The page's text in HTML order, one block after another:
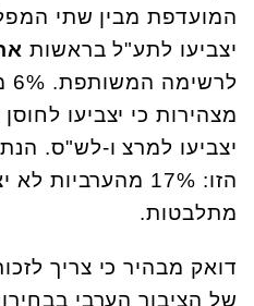
יצביעו לתע"ל בראשות
יצביעו למרצ ו-לש"ס.
מתלבטות.
דואק מבהיר כי צריך
של הציבור הערבי